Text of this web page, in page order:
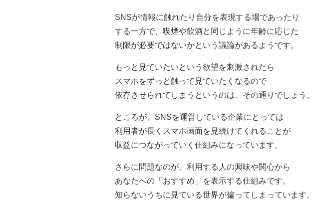
SNSが情報に触れたり自分を表現する場であったり
する一方で、喫煙や飲酒と同じように年齢に応じた
制限が必要ではないかという議論があるようです。
もっと見ていたいという欲望を刺激されたら
スマホをずっと触って見ていたくなるので
依存させられてしまうというのは、その通りでしょう。
ところが、SNSを運営している企業にとっては
利用者が長くスマホ画面を見続けてくれることが
収益につながっていく仕組みになっています。
さらに問題なのが、利用する人の興味や関心から
あなたへの「おすすめ」を表示する仕組みです。
知らないうちに見ている世界が偏ってしまっています。